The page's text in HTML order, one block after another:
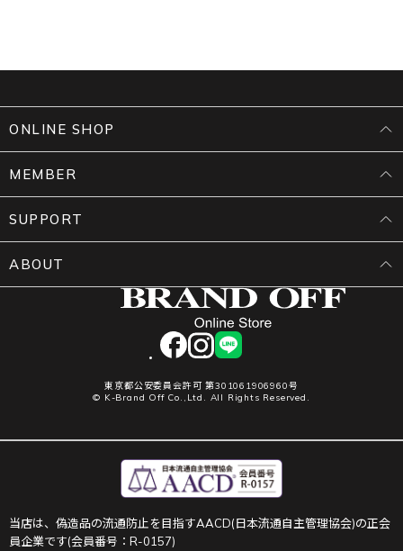
facebookinstagram
LINE
東京都公安委員会許可 第301061906960号
© K-Brand Off Co.,Ltd. All Rights Reserved.
ONLINE SHOP
MEMBER
SUPPORT
ABOUT
当店は、偽造品の流通防止を目指すAACD(日本流通自主管理協会)の正会
員企業です(会員番号：R-0157)